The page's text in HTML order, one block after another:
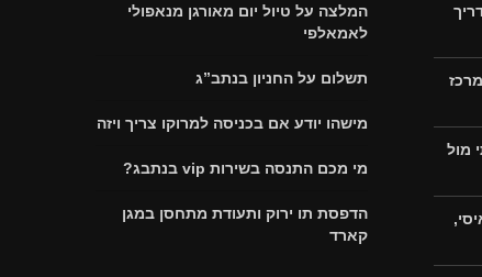
מול
המלצה על טיול יום מאורגן מנאפולי
לאמאלפי
תשלום על החניון בנתב”ג
מישהו יודע אם בכניסה למרוקו צריך ויזה
מי מכם התנסה בשירות vip בנתבג?
הדפסת תו ירוק ותעודת מתחסן במגן
קארד